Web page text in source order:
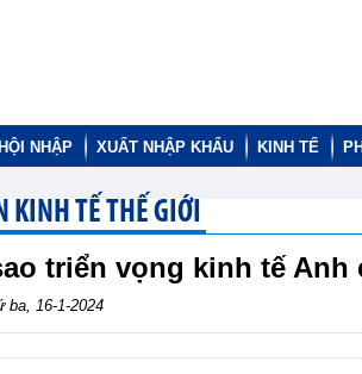
HỘI NHẬP XUẤT NHẬP KHẨU KINH TẾ
KINH TẾ THẾ GIỚI
triển vọng kinh tế
ba, 16-1-2024